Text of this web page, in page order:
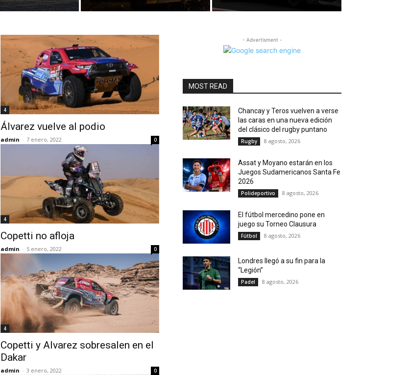
4
Álvarez vuelve al podio
admin - 7 enero, 2022 0
4
Copetti no afloja
admin - 5 enero, 2022 0
4
Copetti y Alvarez sobresalen en el
Dakar
admin - 3 enero, 2022 0
- Advertisment -
MOST READ
Chancay y Teros vuelven a verse
las caras en una nueva edición
del clásico del rugby puntano
Rugby 8 agosto, 2026
Assat y Moyano estarán en los
Juegos Sudamericanos Santa Fe
2026
Polideportivo 8 agosto, 2026
El fútbol mercedino pone en
juego su Torneo Clausura
Fútbol 8 agosto, 2026
Londres llegó a su fin para la
“Legión”
Padel 8 agosto, 2026